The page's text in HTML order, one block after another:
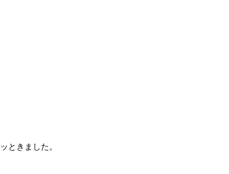
ときました。